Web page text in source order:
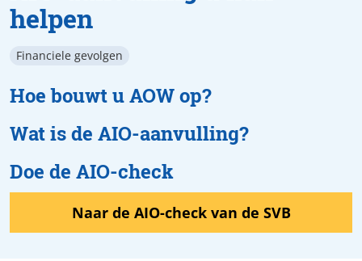
helpen
Financiele gevolgen
Hoe bouwt u AOW op?
Wat is de AIO-aanvulling?
Doe de AIO-check
Naar de AIO-check van de SVB